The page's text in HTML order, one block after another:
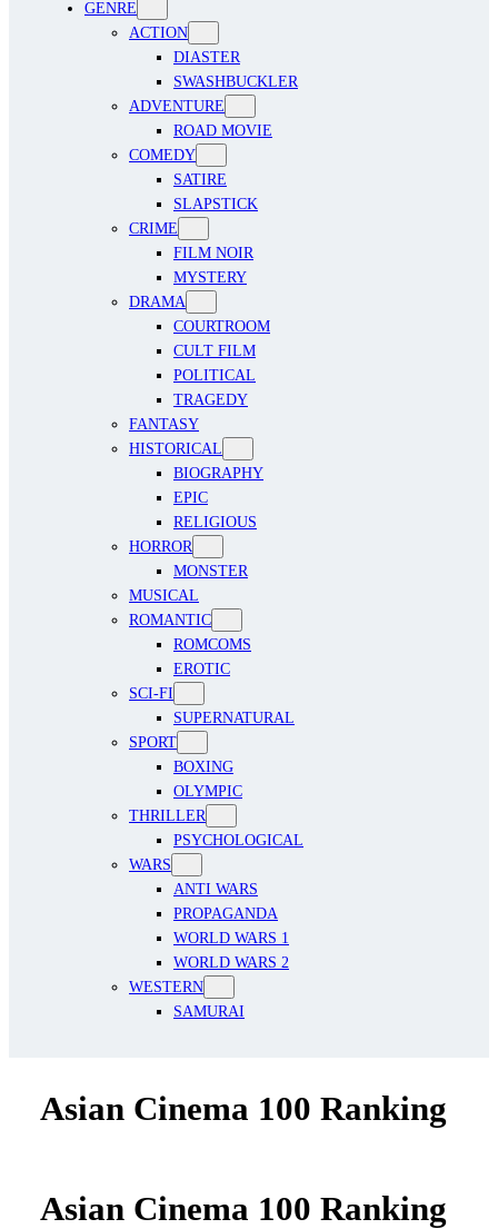
GENRE
ACTION
DIASTER
SWASHBUCKLER
ADVENTURE
ROAD MOVIE
COMEDY
SATIRE
SLAPSTICK
CRIME
FILM NOIR
MYSTERY
DRAMA
COURTROOM
CULT FILM
POLITICAL
TRAGEDY
FANTASY
HISTORICAL
BIOGRAPHY
EPIC
RELIGIOUS
HORROR
MONSTER
MUSICAL
ROMANTIC
ROMCOMS
EROTIC
SCI-FI
SUPERNATURAL
SPORT
BOXING
OLYMPIC
THRILLER
PSYCHOLOGICAL
WARS
ANTI WARS
PROPAGANDA
WORLD WARS 1
WORLD WARS 2
WESTERN
SAMURAI
Asian Cinema 100 Ranking
Asian Cinema 100 Ranking